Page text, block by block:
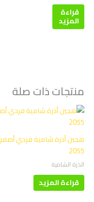
قراءة
المزيد
منتجات ذات صلة
هجين أذرة شامية فردي أصفر
2055
الذرة الشامية
قراءة المزيد